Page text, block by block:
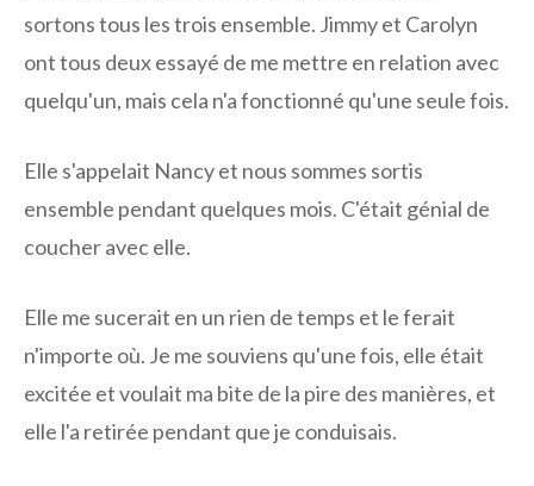
sortons tous les trois ensemble. Jimmy et Carolyn
ont tous deux essayé de me mettre en relation avec
quelqu'un, mais cela n'a fonctionné qu'une seule fois.
Elle s'appelait Nancy et nous sommes sortis
ensemble pendant quelques mois. C'était génial de
coucher avec elle.
Elle me sucerait en un rien de temps et le ferait
n'importe où. Je me souviens qu'une fois, elle était
excitée et voulait ma bite de la pire des manières, et
elle l'a retirée pendant que je conduisais.